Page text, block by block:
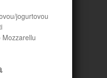
jogurtovou